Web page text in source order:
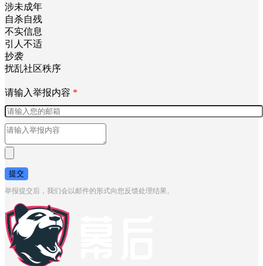
涉未成年
自杀自残
不实信息
引人不适
抄袭
扰乱社区秩序
请输入举报内容 *
提交
举报提交后，我们会以邮件的形式向您反馈处理结果。